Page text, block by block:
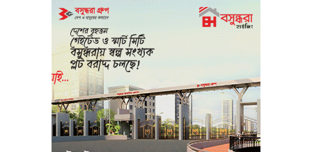
মধ্যপ্রাচ্যে সংকটের কারণে কার্গো পরিবহনে
বিঘ্ন ঘটছে
পরিবেশবান্ধব উদ্যোক্তারা ইউসিবি থেকে
পাবেন ২৫ লাখ টাকা ঋণ